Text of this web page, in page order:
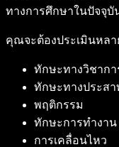
ทางการศึกษาในปัจจุบั
คุณจะต้องประเมินหลา
ทักษะทางวิชากา
ทักษะทางประส
พฤติกรรม
ทักษะการทำงาน
การเคลื่อนไหว